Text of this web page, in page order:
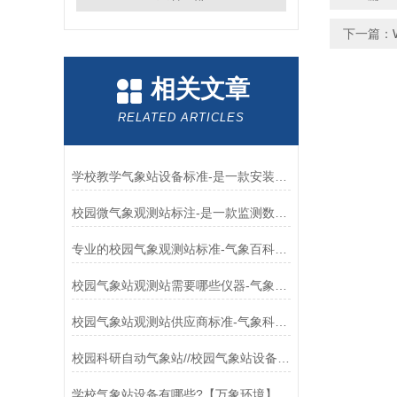
相关文章
RELATED ARTICLES
专业的校园气象观测站标准-气象百科：是一款用于所有校园的校园气象站#（
校园气象站观测站供应商标准-气象科普：是一款用于幼儿园的学生气象站#
下一篇：